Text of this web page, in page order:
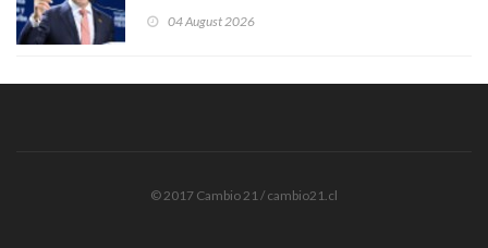
04 August 2026
© 2017 Cambio 21 / cambio21.cl